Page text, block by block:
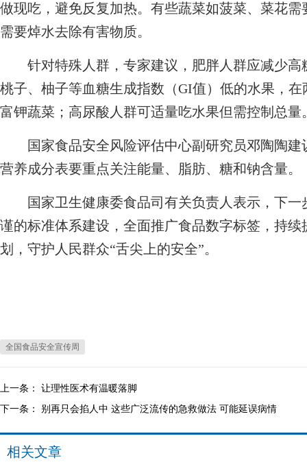
做现吃，避免反复加热。有些蔬菜如菠菜、菜花
需要焯水去除有害物质。
针对特殊人群，专家建议，肥胖人群应减少高
桃子、柚子等血糖生成指数（GI值）低的水果，
富钾蔬菜；高尿酸人群可适量吃水果但需控制总量
国家食品安全风险评估中心副研究员邓陶陶建
营养成分表要重点关注能量、脂肪、糖和钠含量。
国家卫生健康委食品司有关负责人表示，下一
谨的标准体系建设，全面推广食品数字标签，持
划，守护人民群众“舌尖上的安全”。
全国食品安全宣传周
上一条： 让理性医术有温暖落脚
下一条： 别再只会掐人中 这些广泛流传的急救做法 可能延误病情
相关文章